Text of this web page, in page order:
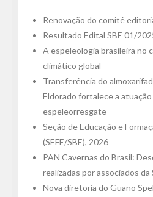
Renovação do comitê
Resultado Edital SBE 01/
A espeleologia brasileira no
climático global
Transferência do
Eldorado fortalece a
espeleorresgate
Seção de Educação e
(SEFE/SBE), 2026
PAN Cavernas do Brasil:
realizadas por associados da
Nova diretoria do Guano